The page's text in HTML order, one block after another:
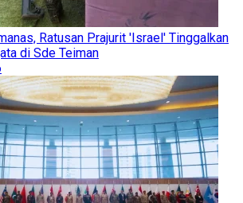
Ratusan Prajurit 'Israel' Tinggalkan
di Sde Teiman